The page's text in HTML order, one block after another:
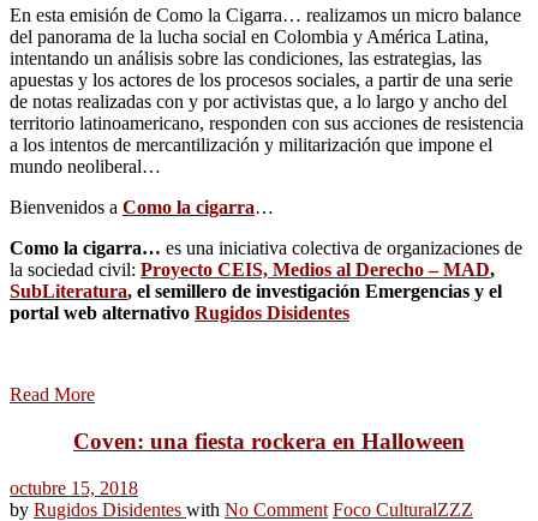
En esta emisión de Como la Cigarra… realizamos un micro balance
del panorama de la lucha social en Colombia y América Latina,
intentando un análisis sobre las condiciones, las estrategias, las
apuestas y los actores de los procesos sociales, a partir de una serie
de notas realizadas con y por activistas que, a lo largo y ancho del
territorio latinoamericano, responden con sus acciones de resistencia
a los intentos de mercantilización y militarización que impone el
mundo neoliberal…
Bienvenidos a Como la cigarra…
Como la cigarra… es una iniciativa colectiva de organizaciones de
la sociedad civil: Proyecto CEIS, Medios al Derecho – MAD,
SubLiteratura, el semillero de investigación Emergencias y el
portal web alternativo Rugidos Disidentes
Read More
Coven: una fiesta rockera en Halloween
octubre 15, 2018
by Rugidos Disidentes with No Comment Foco CulturalZZZ